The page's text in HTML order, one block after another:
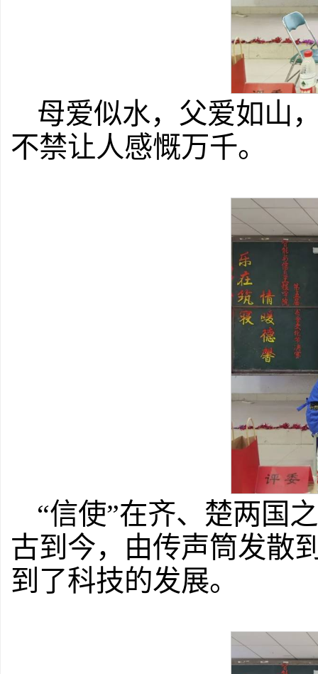
母爱似水，父爱如山
不禁让人感慨万千。
“信使”在齐、楚两国
古到今，由传声筒发散
到了科技的发展。